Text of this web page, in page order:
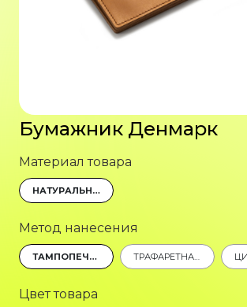
Бумажник Денмарк
Материал товара
НАТУРАЛЬНАЯ КОЖА, ФУРНИТУРА- ЛАТУНЬ
Метод нанесения
ТАМПОПЕЧАТЬ ТРАФАРЕТНАЯ ПЕЧАТЬ
Цвет товара